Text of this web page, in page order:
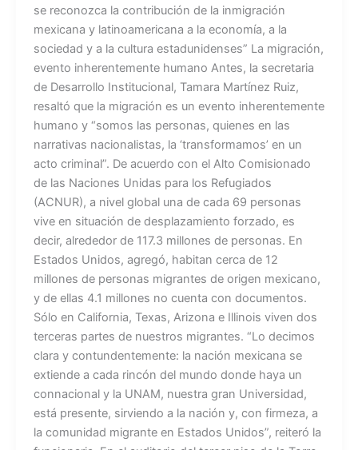
se reconozca la contribución de la inmigración
mexicana y latinoamericana a la economía, a la
sociedad y a la cultura estadunidenses” La migración,
evento inherentemente humano Antes, la secretaria
de Desarrollo Institucional, Tamara Martínez Ruiz,
resaltó que la migración es un evento inherentemente
humano y “somos las personas, quienes en las
narrativas nacionalistas, la ‘transformamos’ en un
acto criminal”. De acuerdo con el Alto Comisionado
de las Naciones Unidas para los Refugiados
(ACNUR), a nivel global una de cada 69 personas
vive en situación de desplazamiento forzado, es
decir, alrededor de 117.3 millones de personas. En
Estados Unidos, agregó, habitan cerca de 12
millones de personas migrantes de origen mexicano,
y de ellas 4.1 millones no cuenta con documentos.
Sólo en California, Texas, Arizona e Illinois viven dos
terceras partes de nuestros migrantes. “Lo decimos
clara y contundentemente: la nación mexicana se
extiende a cada rincón del mundo donde haya un
connacional y la UNAM, nuestra gran Universidad,
está presente, sirviendo a la nación y, con firmeza, a
la comunidad migrante en Estados Unidos”, reiteró la